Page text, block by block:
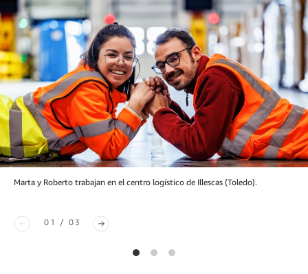
Marta y Roberto trabajan en el centro logístico de Illescas (Toledo).
01 / 03